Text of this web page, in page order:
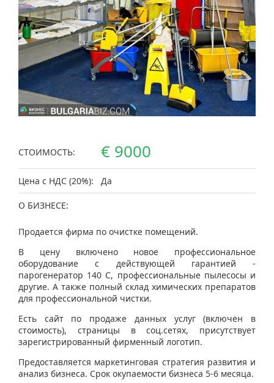
СТОИМОСТЬ: € 9000
Цена с НДС (20%): Да
О БИЗНЕСЕ:
Продается фирма по очистке помещений.
В цену включено новое профессиональное
оборудование с действующей гарантией -
парогенератор 140 С, профессиональные пылесосы и
другие. А также полный склад химических препаратов
для профессиональной чистки.
Есть сайт по продаже данных услуг (включен в
стоимость), страницы в соц.сетях, присутствует
зарегистрированный фирменный логотип.
Предоставляется маркетинговая стратегия развития и
анализ бизнеса. Срок окупаемости бизнеса 5-6 месяца.